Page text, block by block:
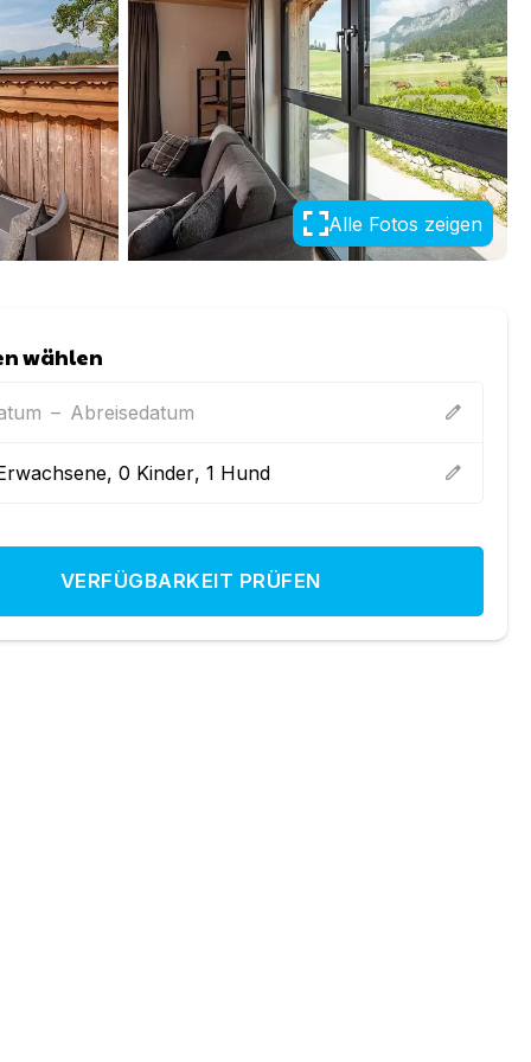
Alle Fotos zeigen
wählen
– Abreisedatum edit
,0 Kinder,1 Hund edit
VERFÜGBARKEIT PRÜFEN